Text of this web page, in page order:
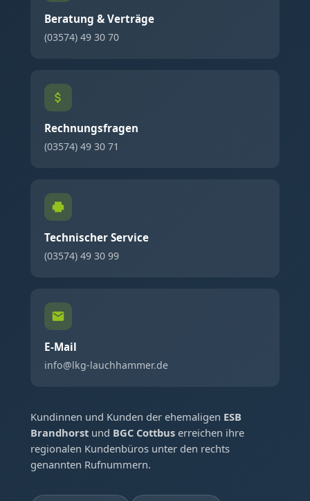
Beratung & Verträge
(03574) 49 30 70
Rechnungsfragen
(03574) 49 30 71
Technischer Service
(03574) 49 30 99
E-Mail
info@lkg-lauchhammer.de
Kundinnen und Kunden der ehemaligen ESB
Brandhorst und BGC Cottbus erreichen ihre
regionalen Kundenbüros unter den rechts
genannten Rufnummern.